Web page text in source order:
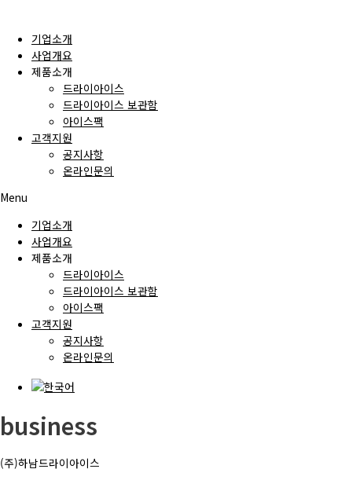
기업소개
사업개요
제품소개
드라이아이스
드라이아이스 보관함
아이스팩
고객지원
공지사항
온라인문의
Menu
기업소개
사업개요
제품소개
드라이아이스
드라이아이스 보관함
아이스팩
고객지원
공지사항
온라인문의
business
(주)하남드라이아이스